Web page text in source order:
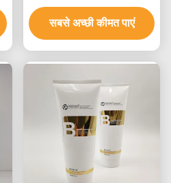
वाली बालों को सफेद करने वाली
क्रीम
सबसे अच्छी कीमत पाएं